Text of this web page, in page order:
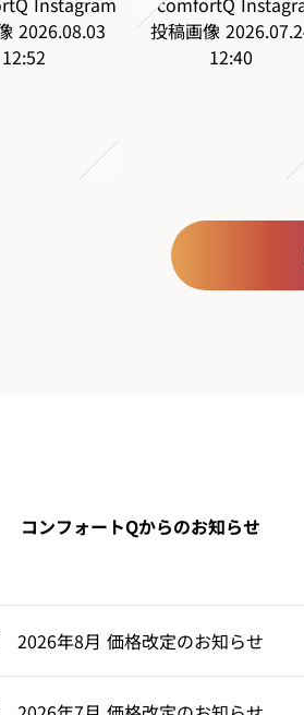
コンフォートQからのお知らせ
2026年8月 価格改定のお知らせ